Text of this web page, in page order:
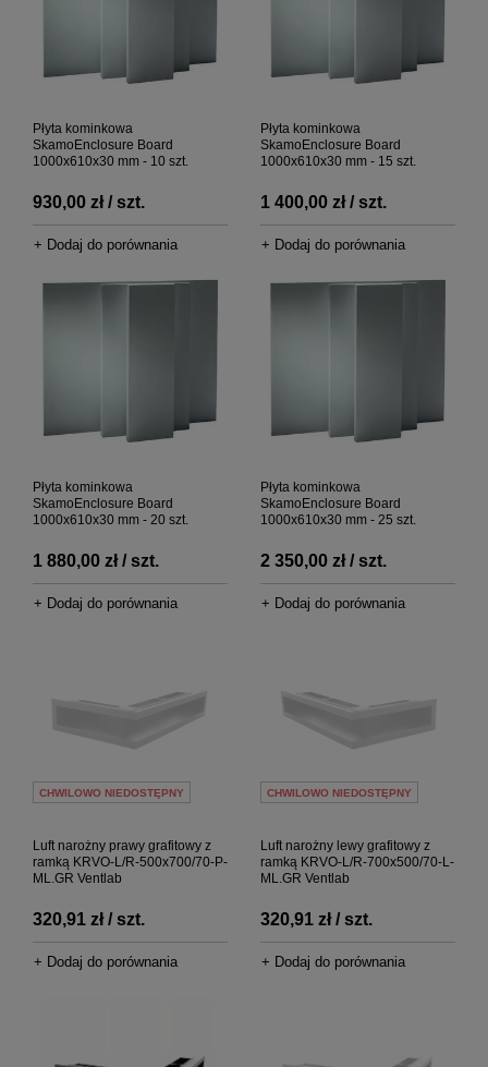
Płyta kominkowa
SkamoEnclosure Board
1000x610x30 mm - 10 szt.
930,00 zł / szt.
+ Dodaj do porównania
Płyta kominkowa
SkamoEnclosure Board
1000x610x30 mm - 15 szt.
1 400,00 zł / szt.
+ Dodaj do porównania
Płyta kominkowa
SkamoEnclosure Board
1000x610x30 mm - 20 szt.
1 880,00 zł / szt.
+ Dodaj do porównania
Płyta kominkowa
SkamoEnclosure Board
1000x610x30 mm - 25 szt.
2 350,00 zł / szt.
+ Dodaj do porównania
CHWILOWO NIEDOSTĘPNY
Luft narożny prawy grafitowy z
ramką KRVO-L/R-500x700/70-P-
ML.GR Ventlab
320,91 zł / szt.
+ Dodaj do porównania
CHWILOWO NIEDOSTĘPNY
Luft narożny lewy grafitowy z
ramką KRVO-L/R-700x500/70-L-
ML.GR Ventlab
320,91 zł / szt.
+ Dodaj do porównania